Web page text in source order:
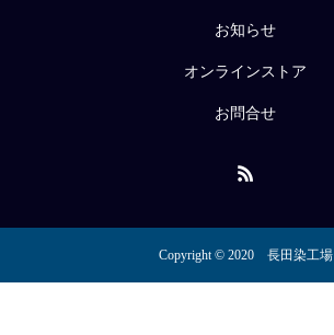
お知らせ
オンラインストア
お問合せ
Copyright © 2020 長田染工場